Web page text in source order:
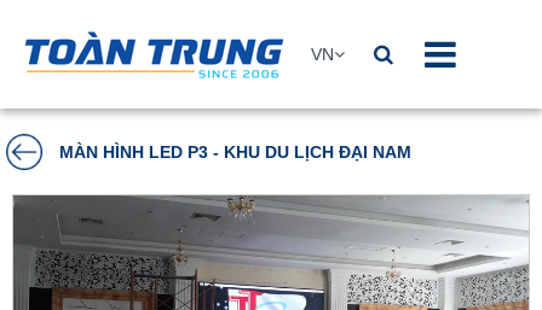
VN
MÀN HÌNH LED P3 - KHU DU LỊCH ĐẠI NAM